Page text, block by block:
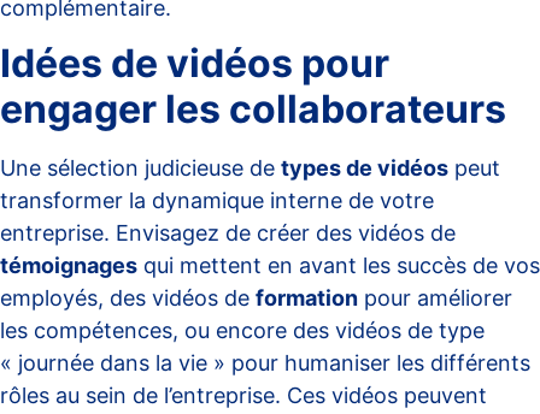
complémentaire.
Idées de vidéos pour
engager les collaborateurs
Une sélection judicieuse de types de vidéos peut
transformer la dynamique interne de votre
entreprise. Envisagez de créer des vidéos de
témoignages qui mettent en avant les succès de vos
employés, des vidéos de formation pour améliorer
les compétences, ou encore des vidéos de type
« journée dans la vie » pour humaniser les différents
rôles au sein de l’entreprise. Ces vidéos peuvent